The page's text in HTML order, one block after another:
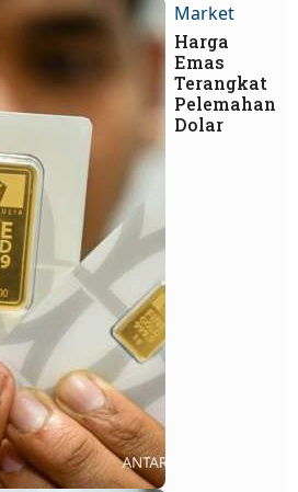
Market
Harga
Emas
Terangkat
Pelemahan
Dolar